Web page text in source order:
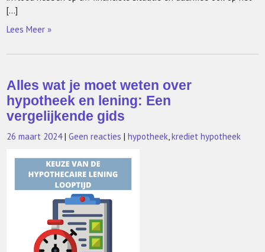
[…]
Lees Meer »
Alles wat je moet weten over
hypotheek en lening: Een
vergelijkende gids
26 maart 2024 |Geen reacties |hypotheek,krediet hypotheek